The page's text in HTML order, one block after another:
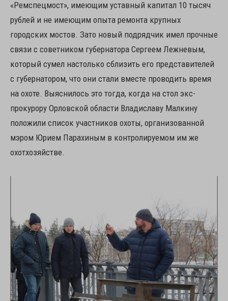
«Ремспецмост», имеющим уставный капитал 10 тысяч
рублей и не имеющим опыта ремонта крупных
городских мостов. Зато новый подрядчик имел прочные
связи с советником губернатора Сергеем Лежневым,
который сумел настолько сблизить его представителей
с губернатором, что они стали вместе проводить время
на охоте. Выяснилось это тогда, когда на стол экс-
прокурору Орловской области Владиславу Малкину
положили список участников охоты, организованной
мэром Юрием Парахиным в контролируемом им же
охотхозяйстве.